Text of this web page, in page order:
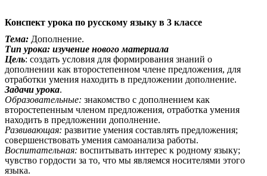
Конспект урока по русскому языку в 3 классе
Тема: Дополнение.
Тип урока: изучение нового материала
Цель: создать условия для формирования знаний о
дополнении как второстепенном члене предложения, для
отработки умения находить в предложении дополнение.
Задачи урока.
Образовательные: знакомство с дополнением как
второстепенным членом предложения, отработка умения
находить в предложении дополнение.
Развивающая: развитие умения составлять предложения;
совершенствовать умения самоанализа работы.
Воспитательная: воспитывать интерес к родному языку;
чувство гордости за то, что мы являемся носителями этого
языка.